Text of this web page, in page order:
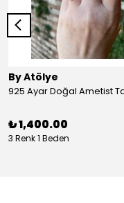
By Atölye
₺ 1,400.00
3 Renk 1 Beden